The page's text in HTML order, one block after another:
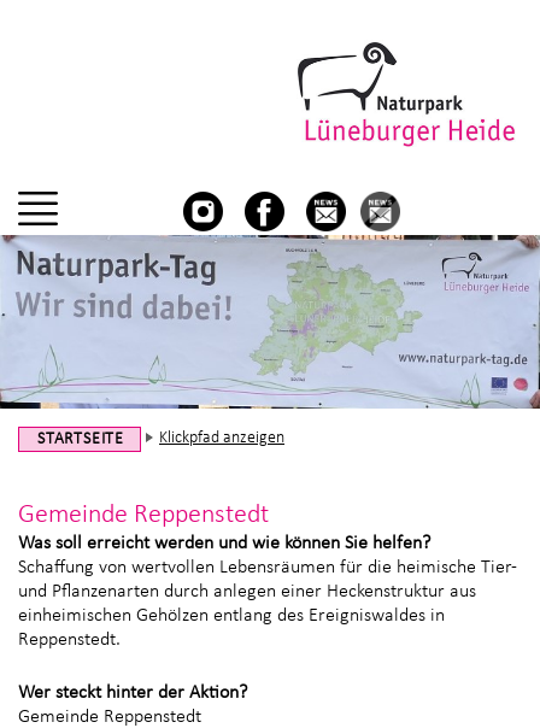
STARTSEITE Klickpfad anzeigen
Gemeinde Reppenstedt
Was soll erreicht werden und wie können Sie helfen?
Schaffung von wertvollen Lebensräumen für die heimische Tier-
und Pflanzenarten durch anlegen einer Heckenstruktur aus
einheimischen Gehölzen entlang des Ereigniswaldes in
Reppenstedt.
Wer steckt hinter der Aktion?
Gemeinde Reppenstedt